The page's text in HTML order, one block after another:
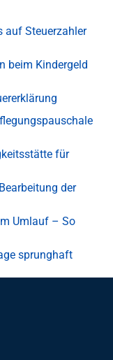
auf Steuerzahler
beim Kindergeld
für
der
Umlauf – So
sprunghaft